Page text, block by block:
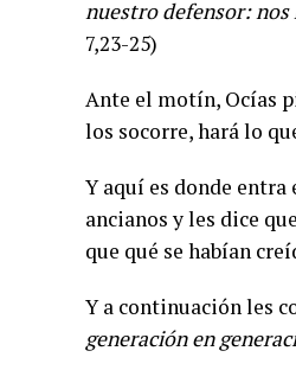
nuestro defensor: nos
7,23-25)
Ante el motín, Ocías
los socorre, hará lo
Y aquí es donde entra
ancianos y les dice
que qué se habían
Y a continuación les
generación en